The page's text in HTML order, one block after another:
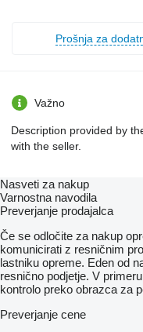
Prošnja za
Važno
Description provided by
with the seller.
Nasveti za nakup
Varnostna navodila
Preverjanje prodajalca
Če se odločite za nakup
komunicirati z resničnim
lastniku opreme. Eden od
resnično podjetje. V
kontrolo preko obrazca za
Preverjanje cene